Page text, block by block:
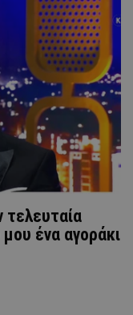
τελευταία
ένα αγοράκι